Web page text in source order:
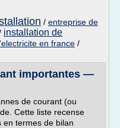
/ entreprise de
installation de
en france /
importantes —
de courant (ou
Cette liste recense
en termes de bilan